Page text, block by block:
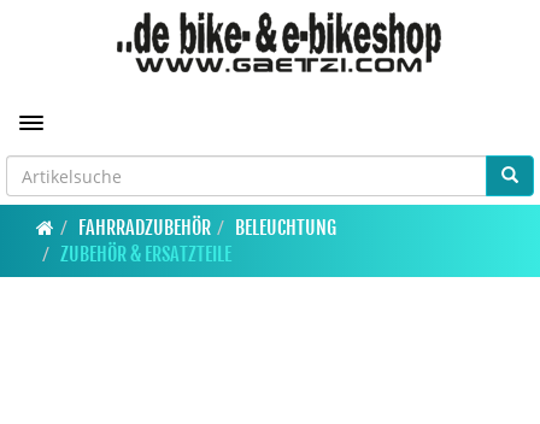
Toggle navigation
FAHRRADZUBEHÖR
BELEUCHTUNG
ZUBEHÖR & ERSATZTEILE